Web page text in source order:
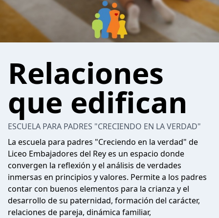
Relaciones
que edifican
ESCUELA PARA PADRES "CRECIENDO EN LA VERDAD"
La escuela para padres "Creciendo en la verdad" de
Liceo Embajadores del Rey es un espacio donde
convergen la reflexión y el análisis de verdades
inmersas en principios y valores. Permite a los padres
contar con buenos elementos para la crianza y el
desarrollo de su paternidad, formación del carácter,
relaciones de pareja, dinámica familiar,